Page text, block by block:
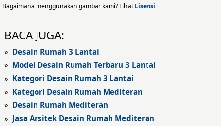
Desain Eksterior Rumah
Desain Rumah Modern
Fasad Rumah Modern
Fasad Kantor
Bagaimana menggunakan gambar kami? LihatLisensi
BACA JUGA:
» Desain Rumah 3 Lantai
» Model Desain Rumah Terbaru 3 Lantai
» Kategori Desain Rumah 3 Lantai
» Kategori Desain Rumah Mediteran
» Desain Rumah Mediteran
» Jasa Arsitek Desain Rumah Mediteran